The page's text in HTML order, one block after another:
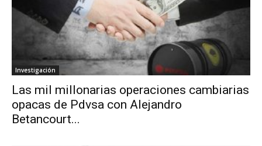
Investigación
Las mil millonarias operaciones cambiarias
opacas de Pdvsa con Alejandro
Betancourt...